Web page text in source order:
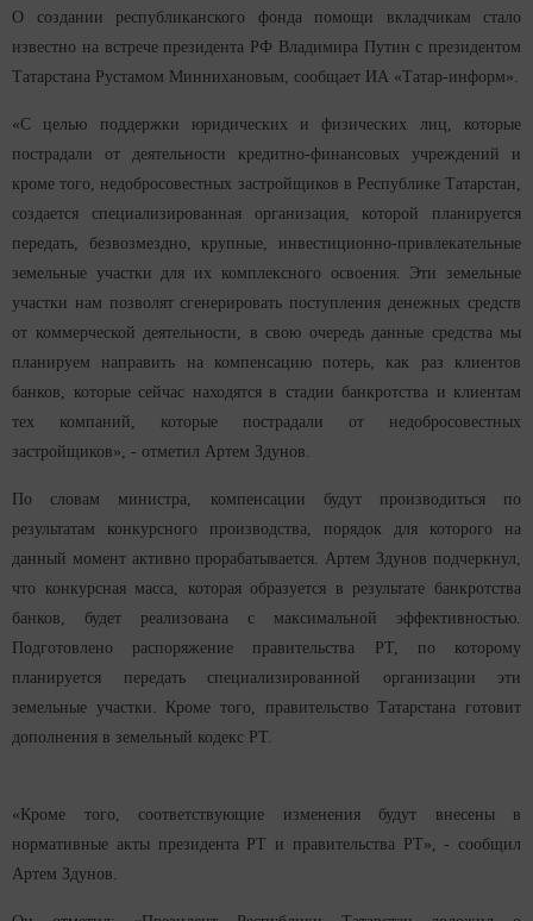
О создании республиканского фонда помощи вкладчикам стало
известно на встрече президента РФ Владимира Путин с президентом
Татарстана Рустамом Миннихановым, сообщает ИА «Татар-информ».
«С целью поддержки юридических и физических лиц, которые
пострадали от деятельности кредитно-финансовых учреждений и
кроме того, недобросовестных застройщиков в Республике Татарстан,
создается специализированная организация, которой планируется
передать, безвозмездно, крупные, инвестиционно-привлекательные
земельные участки для их комплексного освоения. Эти земельные
участки нам позволят сгенерировать поступления денежных средств
от коммерческой деятельности, в свою очередь данные средства мы
планируем направить на компенсацию потерь, как раз клиентов
банков, которые сейчас находятся в стадии банкротства и клиентам
тех компаний, которые пострадали от недобросовестных
застройщиков», - отметил Артем Здунов.
По словам министра, компенсации будут производиться по
результатам конкурсного производства, порядок для которого на
данный момент активно прорабатывается. Артем Здунов подчеркнул,
что конкурсная масса, которая образуется в результате банкротства
банков, будет реализована с максимальной эффективностью.
Подготовлено распоряжение правительства РТ, по которому
планируется передать специализированной организации эти
земельные участки. Кроме того, правительство Татарстана готовит
дополнения в земельный кодекс РТ.
«Кроме того, соответствующие изменения будут внесены в
нормативные акты президента РТ и правительства РТ», - сообщил
Артем Здунов.